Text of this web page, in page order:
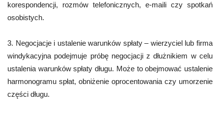
korespondencji, rozmów telefonicznych, e-maili czy spotkań
osobistych.
3. Negocjacje i ustalenie warunków spłaty – wierzyciel lub firma
windykacyjna podejmuje próbę negocjacji z dłużnikiem w celu
ustalenia warunków spłaty długu. Może to obejmować ustalenie
harmonogramu spłat, obniżenie oprocentowania czy umorzenie
części długu.